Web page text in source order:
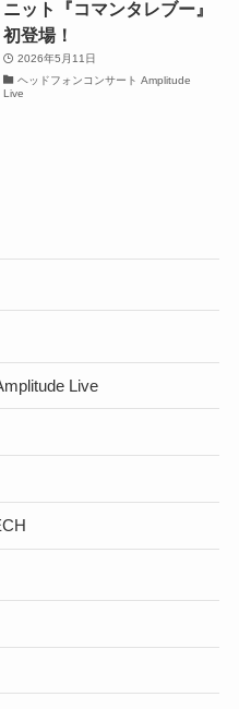
ニット『コマンタレブー』
初登場！
2026年5月11日
ヘッドフォンコンサート Amplitude
Live
Live